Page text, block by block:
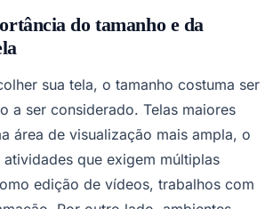
B
do tamanho e da
sua tela, o tamanho costuma ser
a ser considerado. Telas maiores
área de visualização mais ampla, o
que exigem múltiplas
edição de vídeos, trabalhos com